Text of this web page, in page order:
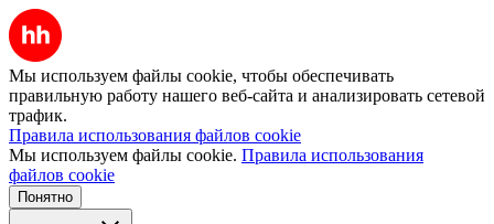
Мы используем файлы cookie, чтобы обеспечивать
правильную работу нашего веб-сайта и анализировать сетевой
трафик.
Правила использования файлов cookie
Мы используем файлы cookie. Правила использования
файлов cookie
Понятно